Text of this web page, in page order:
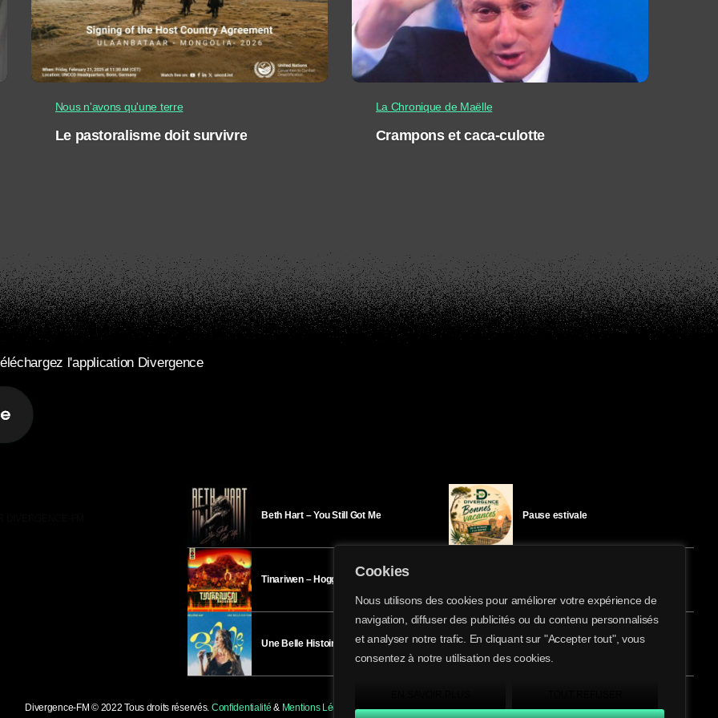
Cookies
Nous utilisons des cookies pour améliorer votre expérience de
navigation, diffuser des publicités ou du contenu personnalisés
et analyser notre trafic. En cliquant sur "Accepter tout", vous
consentez à notre utilisation des cookies.
share
email
Nous n'avons qu'une terre
Le pastoralisme doit survivre
La Chronique de Maëlle
Crampons et caca-culotte
l'application Divergence
Beth Hart – You Still Got Me
Tinariwen – Hoggar
Une Belle Histoire – Héloïse Bay
Pause estivale
Ici l’Ombre – mardi 28 juillet
Divergence-FM © 2022 Tous droits réservés. Confidentialité & Mentions Légales.